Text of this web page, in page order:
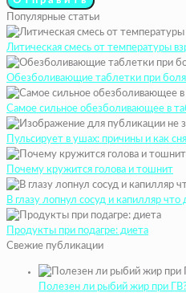
Популярные статьи
Литическая смесь от температуры
Обезболивающие таблетки при
Самое сильное обезболивающее в
Пульсирует в ушах: причины и как
Почему кружится голова и тошнит
В глазу лопнул сосуд и капилляр что
Продукты при подагре: диета
Свежие публикации
Полезен ли рыбий жир при